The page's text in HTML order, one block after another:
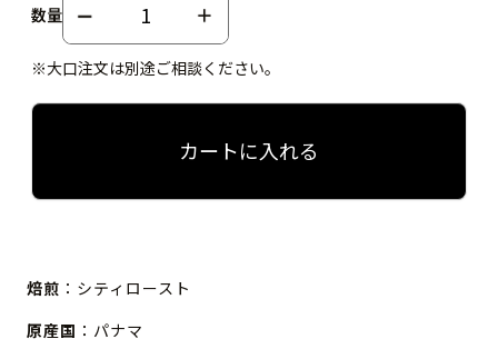
数量
※大口注文は別途ご相談ください。
カートに入れる
焙煎 ：シティロースト
原産国 ：パナマ